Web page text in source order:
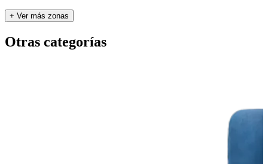
+ Ver más zonas
Otras categorías